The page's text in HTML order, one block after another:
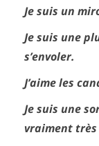
Je suis un
Je suis une
s’envoler.
J’aime les
Je suis une
vraiment très